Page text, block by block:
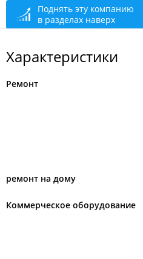
+7 908 448-58-15
По предварительному звонку
Поднять эту компанию
в разделах наверх
Характеристики
Ремонт
ремонт на дому
Коммерческое оборудование